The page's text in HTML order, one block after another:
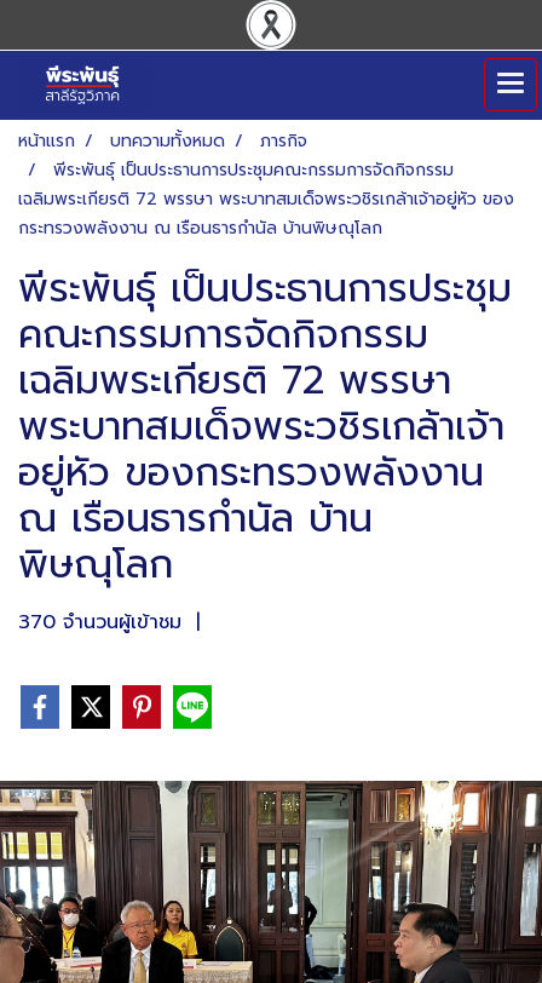
หน้าแรก บทความทั้งหมด
ภารกิจ
พีระพันธุ์ เป็นประธานการประชุมคณะกรรมการจัดกิจกรรม
เฉลิมพระเกียรติ 72 พรรษา พระบาทสมเด็จพระวชิรเกล้าเจ้าอยู่หัว ของ
กระทรวงพลังงาน ณ เรือนธารกำนัล บ้านพิษณุโลก
พีระพันธุ์ เป็นประธานการประชุม
คณะกรรมการจัดกิจกรรม
เฉลิมพระเกียรติ 72 พรรษา
พระบาทสมเด็จพระวชิรเกล้าเจ้า
อยู่หัว ของกระทรวงพลังงาน
ณ เรือนธารกำนัล บ้าน
พิษณุโลก
370 จำนวนผู้เข้าชม |